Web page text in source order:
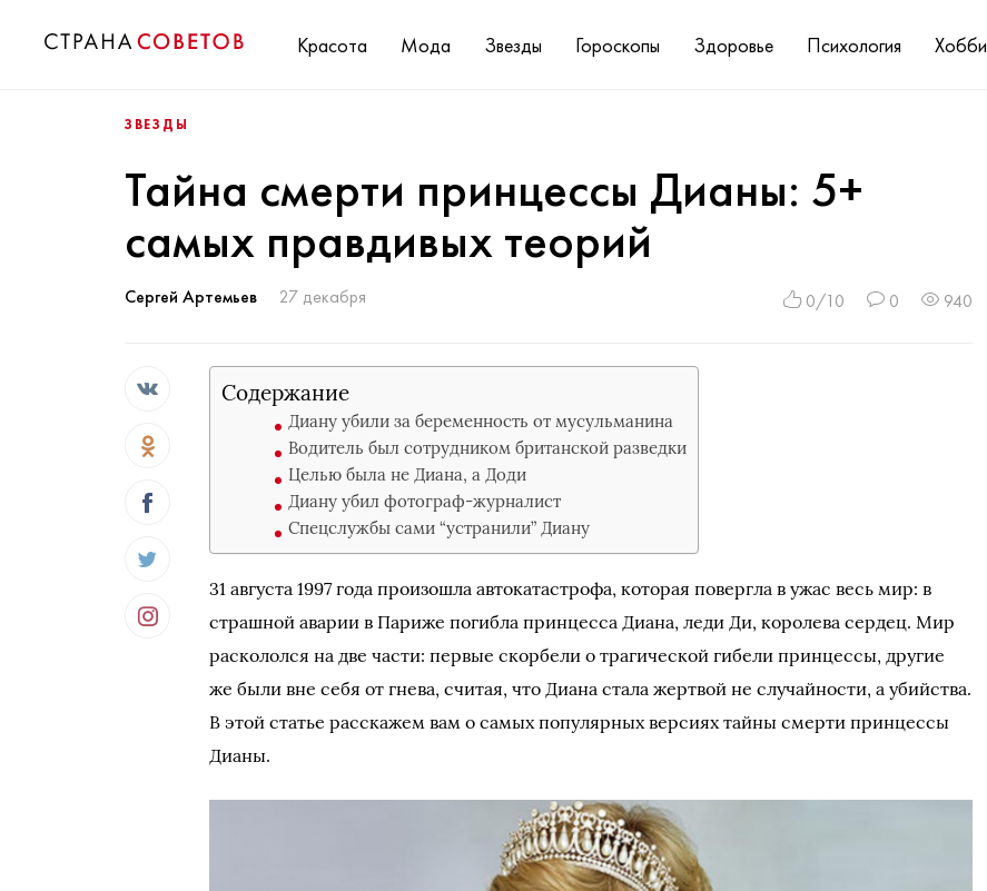
Красота Мода Звезды Гороскопы Здоровье Психология Хобби
ЗВЕЗДЫ
Тайна смерти принцессы Дианы: 5+
самых правдивых теорий
Сергей Артемьев 27 декабря 0/10 0 940
Содержание
Диану убили за беременность от мусульманина
Водитель был сотрудником британской разведки
Целью была не Диана, а Доди
Диану убил фотограф-журналист
Спецслужбы сами “устранили” Диану
31 августа 1997 года произошла автокатастрофа, которая повергла в ужас весь мир: в
страшной аварии в Париже погибла принцесса Диана, леди Ди, королева сердец. Мир
раскололся на две части: первые скорбели о трагической гибели принцессы, другие
же были вне себя от гнева, считая, что Диана стала жертвой не случайности, а убийства.
В этой статье расскажем вам о самых популярных версиях тайны смерти принцессы
Дианы.